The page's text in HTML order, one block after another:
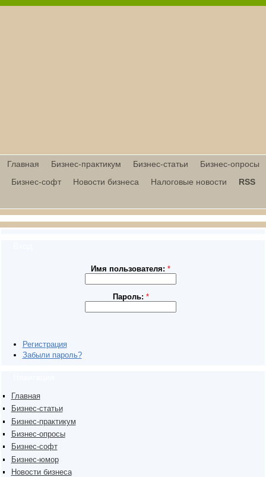
Главная Бизнес-практикум Бизнес-статьи
Бизнес-опросы
Бизнес-софт
Новости бизнеса Налоговые новости RSS
Имя пользователя:*
Пароль: *
Регистрация
Забыли пароль?
Главная
Бизнес-статьи
Бизнес-практикум
Бизнес-опросы
Бизнес-софт
Бизнес-юмор
Новости бизнеса